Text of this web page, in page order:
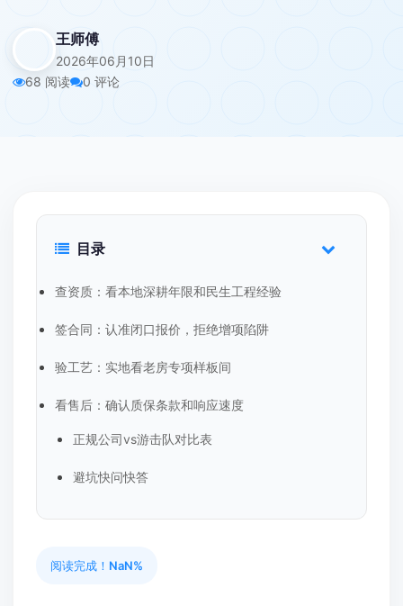
王师傅
2026年06月10日
68 阅读
0 评论
目录
查资质：看本地深耕年限和民生工程经验
签合同：认准闭口报价，拒绝增项陷阱
验工艺：实地看老房专项样板间
看售后：确认质保条款和响应速度
正规公司vs游击队对比表
避坑快问快答
阅读完成！ NaN%